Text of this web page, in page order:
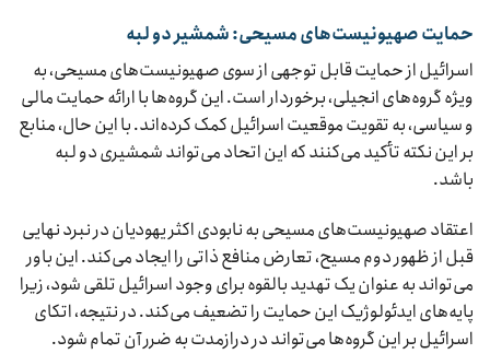
حمایت صهیونیست‌های مسیحی: شمشیر دو لبه
اسرائیل از حمایت قابل توجهی از سوی صهیونیست‌های مسیحی، به
ویژه گروه‌های انجیلی، برخوردار است. این گروه‌ها با ارائه حمایت مالی
و سیاسی، به تقویت موقعیت اسرائیل کمک کرده‌اند. با این حال، منابع
بر این نکته تأکید می‌کنند که این اتحاد می‌تواند شمشیری دو لبه
باشد.
اعتقاد صهیونیست‌های مسیحی به نابودی اکثر یهودیان در نبرد نهایی
قبل از ظهور دوم مسیح، تعارض منافع ذاتی را ایجاد می‌کند. این باور
می‌تواند به عنوان یک تهدید بالقوه برای وجود اسرائیل تلقی شود، زیرا
پایه‌های ایدئولوژیک این حمایت را تضعیف می‌کند. در نتیجه، اتکای
اسرائیل بر این گروه‌ها می‌تواند در درازمدت به ضرر آن تمام شود.